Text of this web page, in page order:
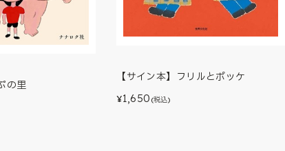
の里
【サイン本】フリルとポッケ
¥1,650 (税込)